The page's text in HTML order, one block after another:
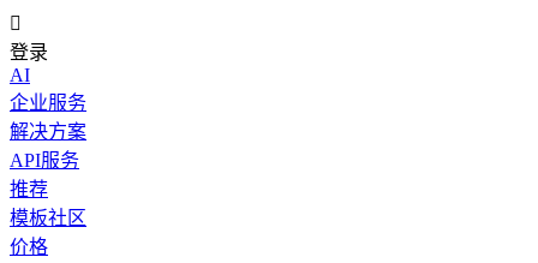

登录
AI
企业服务
解决方案
API服务
推荐
模板社区
价格